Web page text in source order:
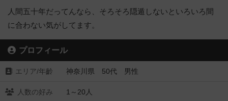
人間五十年だってんなら、そろそろ隠遁しないといろいろ間
に合わない気がしてます。
プロフィール
エリア/年齡 神奈川県 50代 男性
人数の好み 1～20人